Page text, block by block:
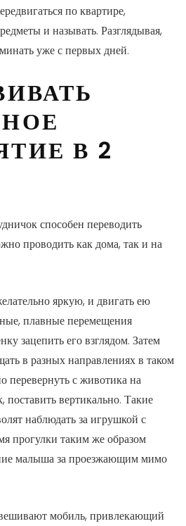
по квартире,
и называть. Разглядывая,
уже с первых дней.
В 2
способен переводить
проводить как дома, так и на
яркую, и двигать ею
плавные перемещения
зацепить его взглядом. Затем
в разных направлениях в таком
с животика на
вертикально. Такие
наблюдать за игрушкой с
прогулки таким же образом
малыша за проезжающим мимо
мобиль, привлекающий